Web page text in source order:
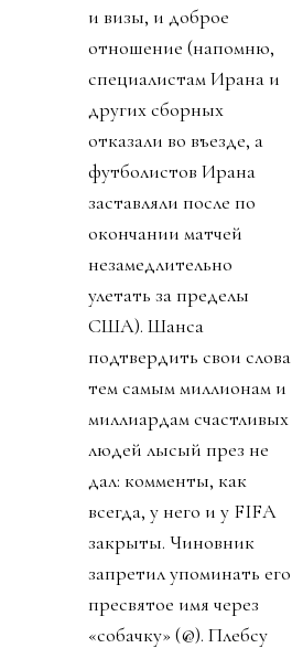
и визы, и доброе
отношение (напомню,
специалистам Ирана и
других сборных
отказали во въезде, а
футболистов Ирана
заставляли после по
окончании матчей
незамедлительно
улетать за пределы
США). Шанса
подтвердить свои слова
тем самым миллионам и
миллиардам счастливых
людей лысый през не
дал: комменты, как
всегда, у него и у FIFA
закрыты. Чиновник
запретил упоминать его
пресвятое имя через
«собачку» (@). Плебсу